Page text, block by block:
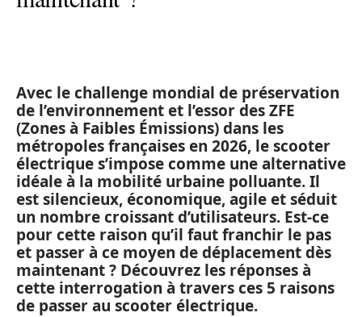
Avec le challenge mondial de préservation
de l’environnement et l’essor des ZFE
(Zones à Faibles Émissions) dans les
métropoles françaises en 2026, le scooter
électrique s’impose comme une alternative
idéale à la mobilité urbaine polluante. Il
est silencieux, économique, agile et séduit
un nombre croissant d’utilisateurs. Est-ce
pour cette raison qu’il faut franchir le pas
et passer à ce moyen de déplacement dès
maintenant ? Découvrez les réponses à
cette interrogation à travers ces 5 raisons
de passer au scooter électrique.